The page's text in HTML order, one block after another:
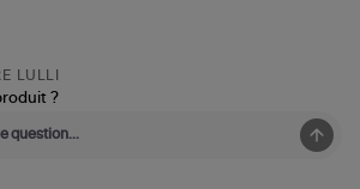
LULLI
?